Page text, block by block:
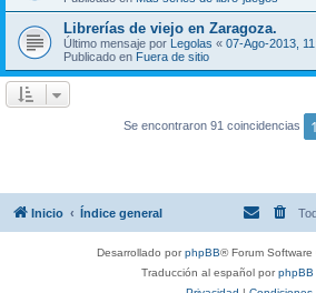
Librerías de viejo en Zaragoza.
Último mensaje por Legolas « 07-Ago-2013,
Publicado en Fuera de sitio
Se encontraron 91 coincidencias 1
Inicio Índice general
Desarrollado porphpBB® Forum
Traducción al español porphpBB